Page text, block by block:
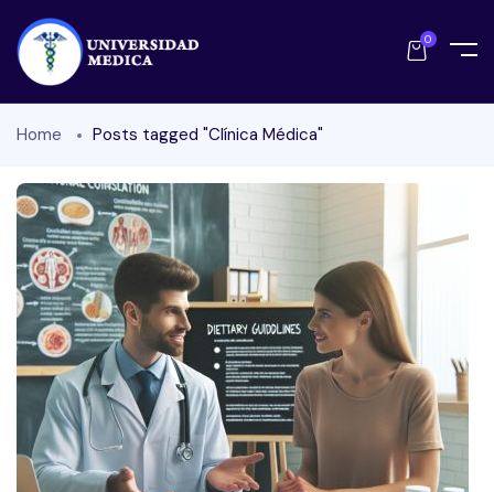
0
Home Posts tagged "Clínica Médica"